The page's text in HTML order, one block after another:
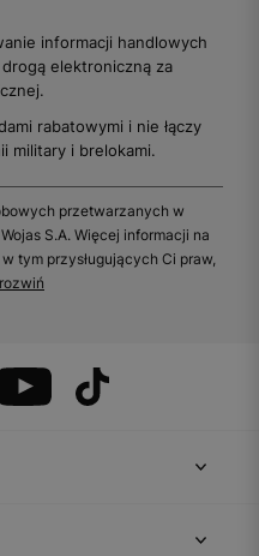
informacji handlowych
drogą elektroniczną za
rabatowymi i nie łączy
military i brelokami.
przetwarzanych w
S.A. Więcej informacji na
tym przysługujących Ci praw,
rozwiń